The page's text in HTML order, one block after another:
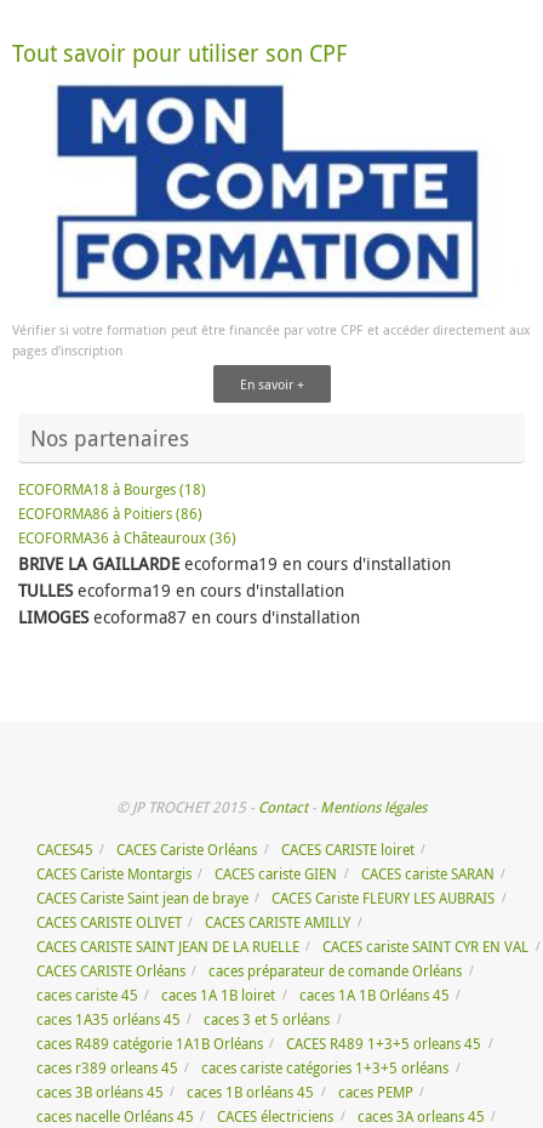
Tout savoir pour utiliser son CPF
Vérifier si votre formation peut être financée par votre CPF et accéder directement aux
pages d'inscription
En savoir +
Nos partenaires
ECOFORMA18 à Bourges (18)
ECOFORMA86 à Poitiers (86)
ECOFORMA36 à Châteauroux (36)
BRIVE LA GAILLARDE ecoforma19 en cours d'installation
TULLESecoforma19 en cours d'installation
LIMOGESecoforma87 en cours d'installation
© JP TROCHET 2015 - Contact- Mentions légales
CACES45 CACES Cariste Orléans
CACES CARISTE loiret
CACES Cariste Montargis
CACES cariste GIEN
CACES cariste SARAN
CACES Cariste Saint jean de braye
CACES Cariste FLEURY LES AUBRAIS
CACES CARISTE OLIVET
CACES CARISTE AMILLY
CACES CARISTE SAINT JEAN DE LA RUELLE
CACES cariste SAINT CYR EN VAL
CACES CARISTE Orléans
caces préparateur de comande Orléans
caces cariste 45
caces 1A 1B loiret
caces 1A 1B Orléans 45
caces 1A35 orléans 45
caces 3 et 5 orléans
caces R489 catégorie 1A1B Orléans
CACES R489 1+3+5 orleans 45
caces r389 orleans 45
caces cariste catégories 1+3+5 orléans
caces 3B orléans 45
caces 1B orléans 45
caces PEMP
caces nacelle Orléans 45
CACES électriciens
caces 3A orleans 45